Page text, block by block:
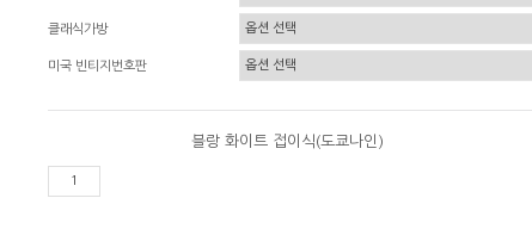
클래식가방
미국 빈티지번호판
블랑 화이트 접이식(도쿄나인)